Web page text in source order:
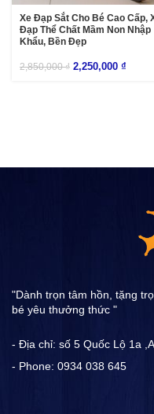
Xe Đạp Sắt Cho Bé Cao Cấp,
Đạp Thể Chất Mầm Non Nhập
Khẩu, Bền Đẹp
2,850,000₫ 2,250,000 ₫
"Dành trọn tâm hồn, tặng
bé yêu thưởng thức "
- Địa chỉ: số 5 Quốc Lộ 1a
- Phone: 0934 038 645